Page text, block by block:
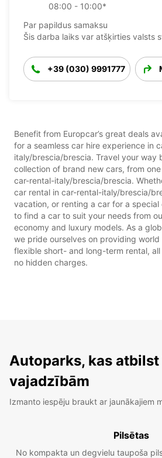
08:00 - 10:00*
Par papildus samaksu
Šis darba laiks var atšķirties valsts
+39 (030) 9991777
Benefit from Europcar’s great deals
for a seamless car hire experience in
italy/brescia/brescia. Travel your way
collection of brand new cars, from
car-rental-italy/brescia/brescia.
car rental in car-rental-italy/brescia/
vacation, or renting a car for a
to find a car to suit your needs from
economy and luxury models. As a
we pride ourselves on providing
flexible short- and long-term rental,
no hidden charges.
Autoparks, kas atbilst
vajadzībām
Izmanto iespēju braukt ar jaunākajiem
Pilsētas
No kompakta un degvielu taupoša